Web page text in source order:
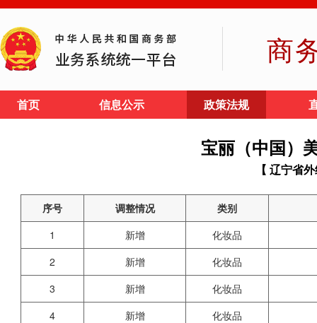
商
首页 信息公示 政策法规
宝丽（中国）
【 辽宁省
序号 调整情况
类别
1
新增
化妆品
2
新增
化妆品
3
新增
化妆品
4
新增
化妆品